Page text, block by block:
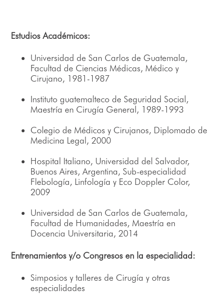
Estudios Académicos:
Universidad de San Carlos de Guatemala,
Facultad de Ciencias Médicas, Médico y
Cirujano, 1981-1987
Instituto guatemalteco de Seguridad Social,
Maestría en Cirugía General, 1989-1993
Colegio de Médicos y Cirujanos, Diplomado de
Medicina Legal, 2000
Hospital Italiano, Universidad del Salvador,
Buenos Aires, Argentina, Sub-especialidad
Flebología, Linfología y Eco Doppler Color,
2009
Universidad de San Carlos de Guatemala,
Facultad de Humanidades, Maestría en
Docencia Universitaria, 2014
Entrenamientos y/o Congresos en la especialidad:
Simposios y talleres de Cirugía y otras
especialidades